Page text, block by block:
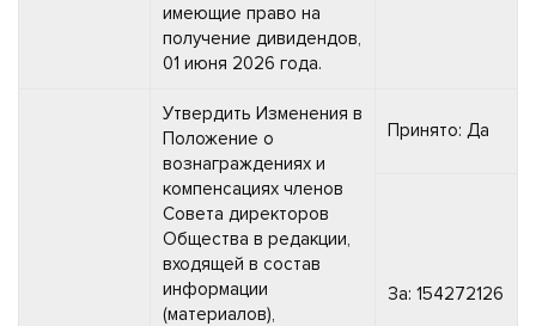
имеющие право на
получение дивидендов,
01 июня 2026 года.
Утвердить Изменения в
Положение о
вознаграждениях и
компенсациях членов
Совета директоров
Общества в редакции,
входящей в состав
информации
(материалов),
Принято: Да
За: 154272126